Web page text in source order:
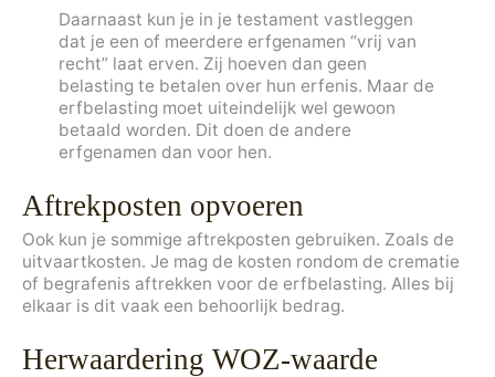
Daarnaast kun je in je testament vastleggen
dat je een of meerdere erfgenamen “vrij van
recht” laat erven. Zij hoeven dan geen
belasting te betalen over hun erfenis. Maar de
erfbelasting moet uiteindelijk wel gewoon
betaald worden. Dit doen de andere
erfgenamen dan voor hen.
Aftrekposten opvoeren
Ook kun je sommige aftrekposten gebruiken. Zoals de
uitvaartkosten. Je mag de kosten rondom de crematie
of begrafenis aftrekken voor de erfbelasting. Alles bij
elkaar is dit vaak een behoorlijk bedrag.
Herwaardering WOZ-waarde